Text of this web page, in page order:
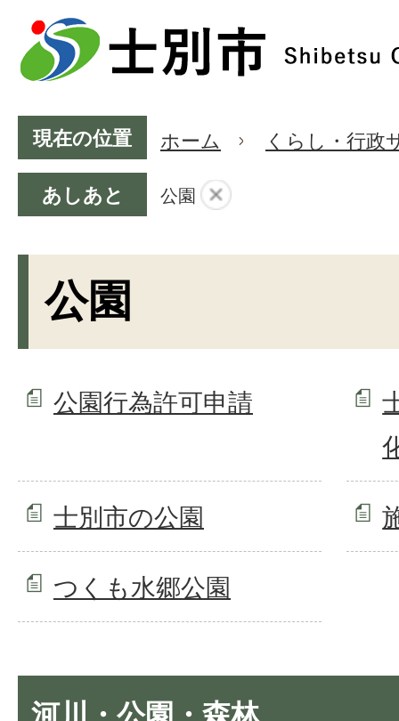
現在の位置 ホーム くらし・行政
あしあと 公園
公園
公園行為許可申請
士別市の公園
つくも水郷公園